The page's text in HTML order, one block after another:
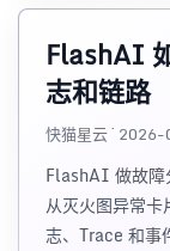
FlashAI
志和链路
快猫星云 ·
FlashAI 做故障
从灭火图异常卡
志、Trace 和事